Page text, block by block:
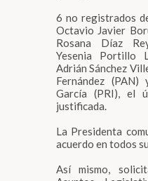
6 no registrados
Octavio Javier
Rosana Díaz
Yesenia Portillo
Adrián Sánchez
Fernández
García (PRI), el
justificada.
La Presidenta
acuerdo en todos
Así mismo,